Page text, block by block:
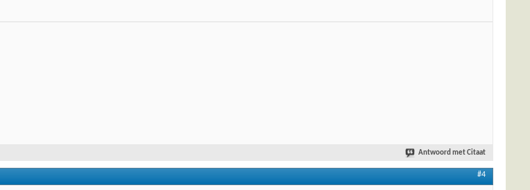
Antwoord met Citaat
#4